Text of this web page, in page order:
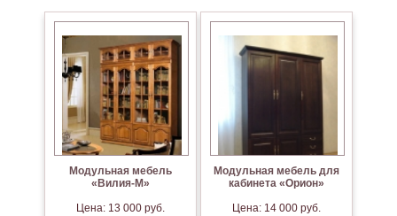
Модульная мебель
«Вилия-М»
Цена: 13 000 руб.
Модульная мебель для
кабинета «Орион»
Цена: 14 000 руб.